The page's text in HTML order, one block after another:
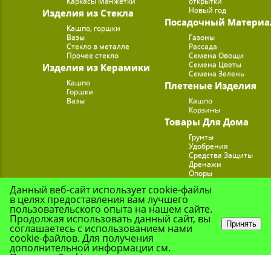
Изделия из Стекла
Кашпо, горшки
Вазы
Стекло в металле
Прочее стекло
Изделия из Керамики
Кашпо
Горшки
Вазы
Новый год
Посадочный
Газоны
Рассада
Семена Овощи
Семена Цветы
Семена Зелень
Плетеные Изделия
Кашпо
Корзины
Товары Для Дома
Грунты
Удобрения
Средства Защиты
Дренажи
Опоры
Подставки для Цветов
Данный веб-сайт использует cookie-файлы
в целях предоставления вам лучшего
пользовательского опыта на нашем сайте.
Продолжая использовать данный сайт, вы
соглашаетесь с использованием нами
cookie-файлов. Для получения
дополнительной информации см.
Принять